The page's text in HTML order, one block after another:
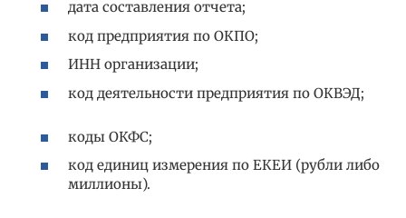
дата составления отчета;
код предприятия по ОКПО;
ИНН организации;
код деятельности предприятия по ОКВЭД;
коды ОКФС;
код единиц измерения по ЕКЕИ (рубли либо
миллионы).